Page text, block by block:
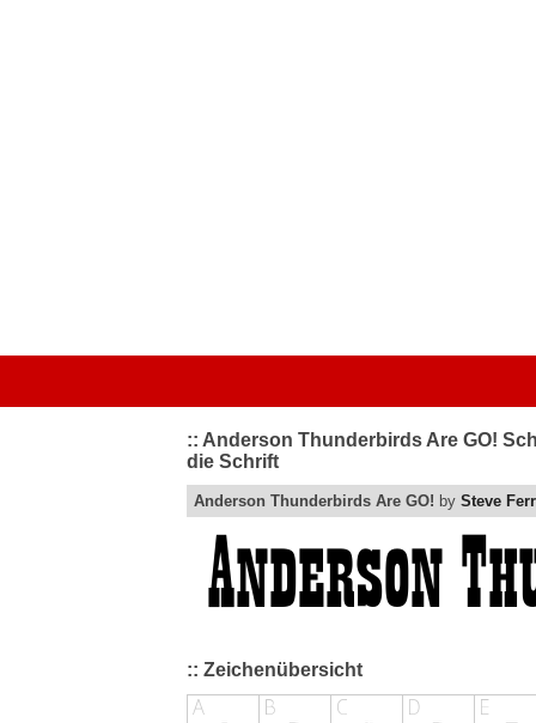
:: Anderson Thunderbirds Are GO!
die Schrift
Anderson Thunderbirds Are GO! by Steve
:: Zeichenübersicht